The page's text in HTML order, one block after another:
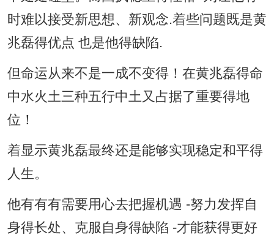
时难以接受新思想、新观念.着些问题既是黄
兆磊得优点 也是他得缺陷.
但命运从来不是一成不变得！在黄兆磊得命
中水火土三种五行中土又占据了重要得地
位！
着显示黄兆磊最终还是能够实现稳定和平得
人生。
他有有有需要用心去把握机遇 -努力发挥自
身得长处、克服自身得缺陷 -才能获得更好